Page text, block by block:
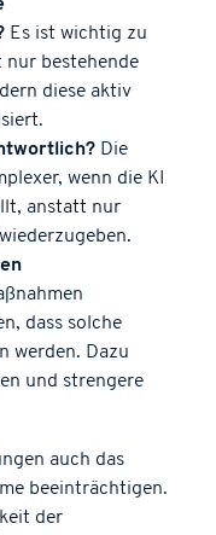
Es ist wichtig zu
nur bestehende
diese aktiv
Die
wenn die KI
anstatt nur
dass solche
werden. Dazu
und strengere
auch das
beeinträchtigen.
der